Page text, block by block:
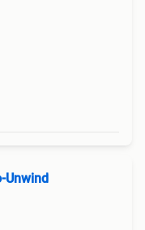
Unwind